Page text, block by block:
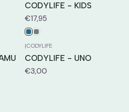
CODYLIFE - KIDS
€17,95
|CODYLIFE
CODYLIFE - UNO
€3,00